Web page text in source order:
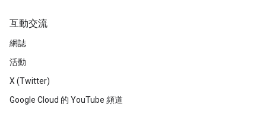
互動交流
網誌
活動
X (Twitter)
Google Cloud 的 YouTube 頻道